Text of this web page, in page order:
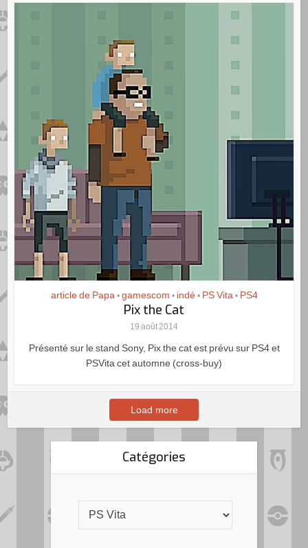
article de Papa • gamescom • indé • PS Vita • PS4
Pix the Cat
19 août 2014
Présenté sur le stand Sony, Pix the cat est prévu sur PS4 et
PSVita cet automne (cross-buy)
Load more
Catégories